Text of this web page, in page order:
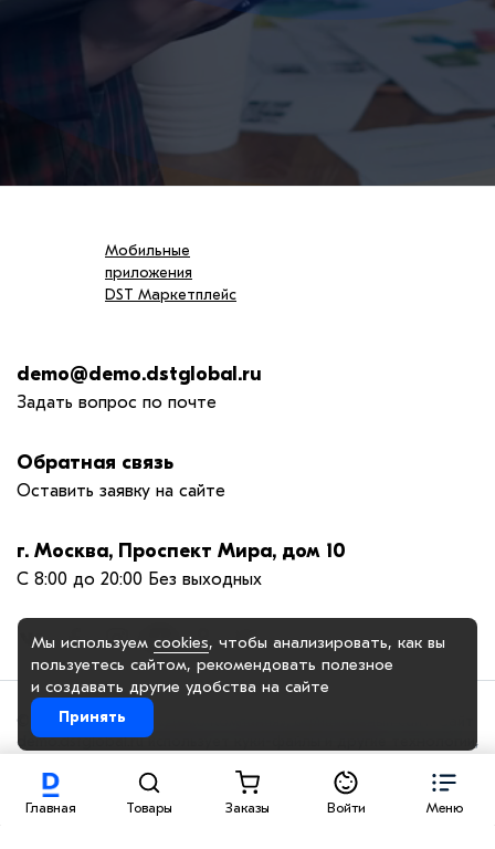
Главная Товары Заказы Войти Меню
Мобильные
приложения
DST Маркетплейс
demo@demo.dstglobal.ru
Задать вопрос по почте
Обратная связь
Оставить заявку на сайте
г. Москва, Проспект Мира, дом 10
С 8:00 до 20:00 Без выходных
© 2005-2025. ООО «Демо Компания», официальный сайт. Сайт
demo.dstglobal.ru использует куки-файлы и другие технологии,
пользовательский опыт, анализировать использование наших
продуктов и услуг, повысить качество рекламных и
маркетинговых активностей. Если Вы не хотите, чтобы Ваши
Мы используем cookies, чтобы анализировать, как вы
пользуетесь сайтом, рекомендовать полезное
и создавать другие удобства на сайте
Принять